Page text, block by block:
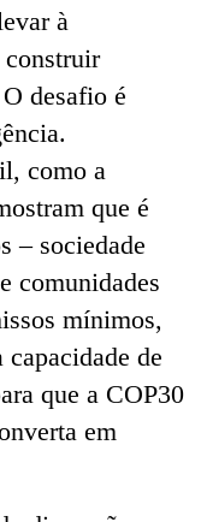
à
desafio é
como a
que é
– sociedade
comunidades
mínimos,
capacidade de
que a COP30
em